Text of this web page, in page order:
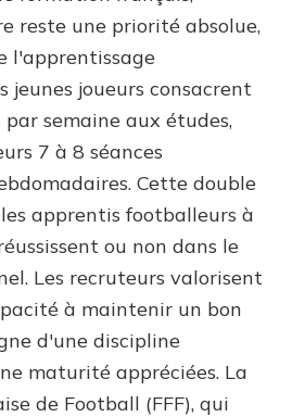
reste une priorité absolue,
l'apprentissage
jeunes joueurs consacrent
semaine aux études,
7 à 8 séances
Cette double
apprentis footballeurs à
ou non dans le
Les recruteurs valorisent
à maintenir un bon
d'une discipline
maturité appréciées. La
de Football (FFF), qui